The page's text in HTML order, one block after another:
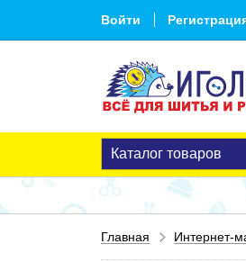
Войти
Каталог товаров
Главная Интернет-